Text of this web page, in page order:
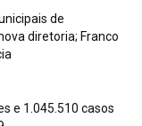
de
diretoria; Franco
e 1.045.510 casos